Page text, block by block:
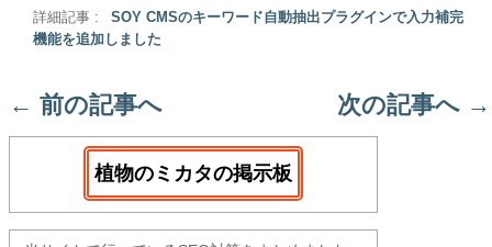
詳細記事 :
SOY CMSのキーワード自動抽出プラグインで入力補完
機能を追加しました
← 前の記事へ 次の記事へ →
植物のミカタの掲示板